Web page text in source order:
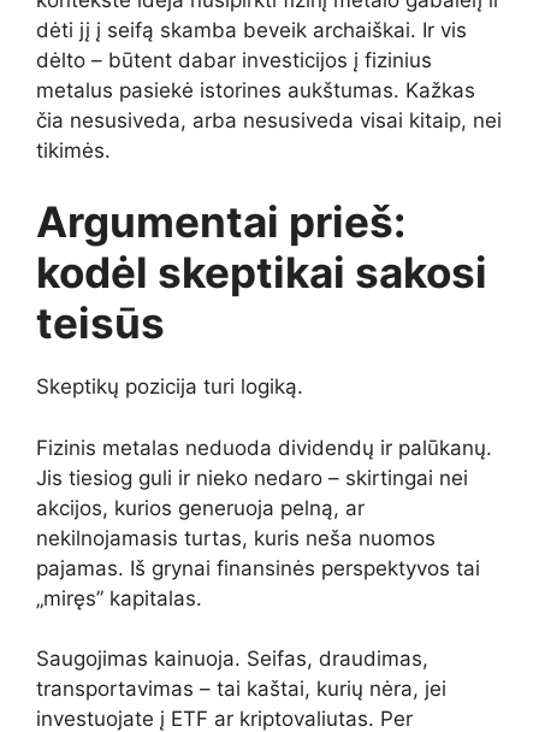
dėti jį į seifą skamba beveik archaiškai. Ir vis
dėlto – būtent dabar investicijos į fizinius
metalus pasiekė istorines aukštumas. Kažkas
čia nesusiveda, arba nesusiveda visai kitaip, nei
tikimės.
Argumentai prieš:
kodėl skeptikai sakosi
teisūs
Skeptikų pozicija turi logiką.
Fizinis metalas neduoda dividendų ir palūkanų.
Jis tiesiog guli ir nieko nedaro – skirtingai nei
akcijos, kurios generuoja pelną, ar
nekilnojamasis turtas, kuris neša nuomos
pajamas. Iš grynai finansinės perspektyvos tai
„miręs” kapitalas.
Saugojimas kainuoja. Seifas, draudimas,
transportavimas – tai kaštai, kurių nėra, jei
investuojate į ETF ar kriptovaliutas. Per